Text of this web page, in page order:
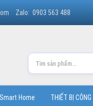
Zalo: 0903 563 488
Smart Home THIẾT BỊ